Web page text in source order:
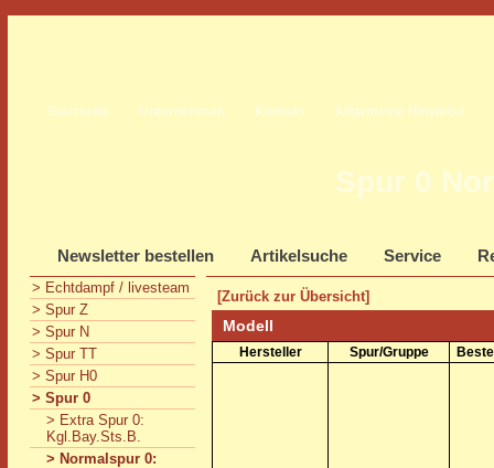
Startseite Unternehmen Kontakt Allgemeine Hinweise
Spur 0
Newsletter bestellen Artikelsuche Service
> Echtdampf / livesteam
> Spur Z
> Spur N
> Spur TT
> Spur H0
> Spur 0
> Extra Spur 0:
Kgl.Bay.Sts.B.
> Normalspur 0:
[Zurück zur Übersicht]
Modell
Hersteller Spur/Gruppe